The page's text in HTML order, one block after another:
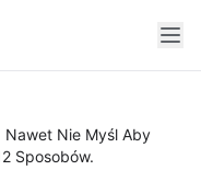
Nawet Nie Myśl Aby
Sposobów.